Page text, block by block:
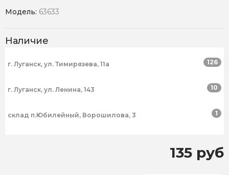
Модель: 63633
Наличие
г. Луганск, ул. Тимирязева, 11а 126
г. Луганск, ул. Ленина, 143 10
склад п.Юбилейный, Ворошилова, 3 1
135 руб